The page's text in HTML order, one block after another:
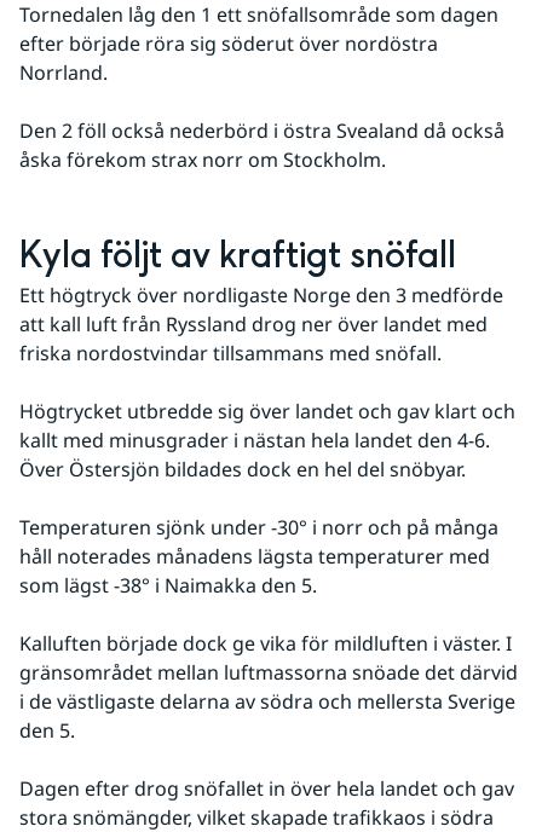
Tornedalen låg den 1 ett snöfallsområde som dagen
efter började röra sig söderut över nordöstra
Norrland.
Den 2 föll också nederbörd i östra Svealand då också
åska förekom strax norr om Stockholm.
Kyla följt av kraftigt snöfall
Ett högtryck över nordligaste Norge den 3 medförde
att kall luft från Ryssland drog ner över landet med
friska nordostvindar tillsammans med snöfall.
Högtrycket utbredde sig över landet och gav klart och
kallt med minusgrader i nästan hela landet den 4-6.
Över Östersjön bildades dock en hel del snöbyar.
Temperaturen sjönk under -30° i norr och på många
håll noterades månadens lägsta temperaturer med
som lägst -38° i Naimakka den 5.
Kalluften började dock ge vika för mildluften i väster. I
gränsområdet mellan luftmassorna snöade det därvid
i de västligaste delarna av södra och mellersta Sverige
den 5.
Dagen efter drog snöfallet in över hela landet och gav
stora snömängder, vilket skapade trafikkaos i södra